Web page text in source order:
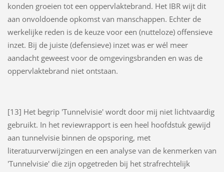
konden groeien tot een oppervlaktebrand. Het IBR wijt dit
aan onvoldoende opkomst van manschappen. Echter de
werkelijke reden is de keuze voor een (nutteloze) offensieve
inzet. Bij de juiste (defensieve) inzet was er wél meer
aandacht geweest voor de omgevingsbranden en was de
oppervlaktebrand niet ontstaan.
[13] Het begrip 'Tunnelvisie' wordt door mij niet lichtvaardig
gebruikt. In het reviewrapport is een heel hoofdstuk gewijd
aan tunnelvisie binnen de opsporing, met
literatuurverwijzingen en een analyse van de kenmerken van
'Tunnelvisie' die zijn opgetreden bij het strafrechtelijk